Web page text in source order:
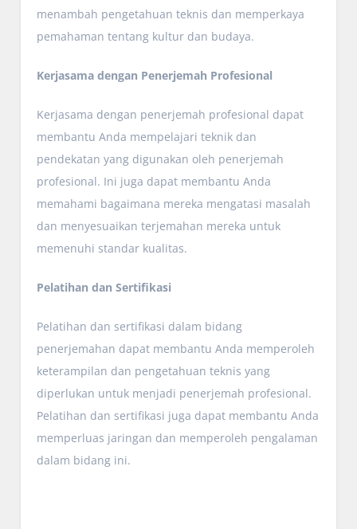
menambah pengetahuan teknis dan memperkaya
pemahaman tentang kultur dan budaya.
Kerjasama dengan Penerjemah Profesional
Kerjasama dengan penerjemah profesional dapat
membantu Anda mempelajari teknik dan
pendekatan yang digunakan oleh penerjemah
profesional. Ini juga dapat membantu Anda
memahami bagaimana mereka mengatasi masalah
dan menyesuaikan terjemahan mereka untuk
memenuhi standar kualitas.
Pelatihan dan Sertifikasi
Pelatihan dan sertifikasi dalam bidang
penerjemahan dapat membantu Anda memperoleh
keterampilan dan pengetahuan teknis yang
diperlukan untuk menjadi penerjemah profesional.
Pelatihan dan sertifikasi juga dapat membantu Anda
memperluas jaringan dan memperoleh pengalaman
dalam bidang ini.